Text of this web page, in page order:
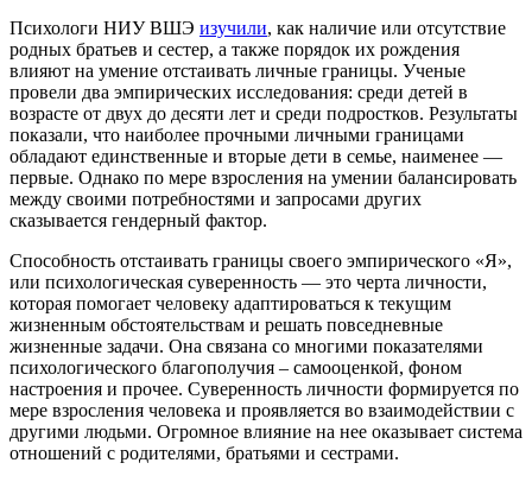
Психологи НИУ ВШЭ изучили, как наличие или отсутствие
родных братьев и сестер, а также порядок их рождения
влияют на умение отстаивать личные границы. Ученые
провели два эмпирических исследования: среди детей в
возрасте от двух до десяти лет и среди подростков. Результаты
показали, что наиболее прочными личными границами
обладают единственные и вторые дети в семье, наименее —
первые. Однако по мере взросления на умении балансировать
между своими потребностями и запросами других
сказывается гендерный фактор.
Способность отстаивать границы своего эмпирического «Я»,
или психологическая суверенность — это черта личности,
которая помогает человеку адаптироваться к текущим
жизненным обстоятельствам и решать повседневные
жизненные задачи. Она связана со многими показателями
психологического благополучия – самооценкой, фоном
настроения и прочее. Суверенность личности формируется по
мере взросления человека и проявляется во взаимодействии с
другими людьми. Огромное влияние на нее оказывает система
отношений с родителями, братьями и сестрами.